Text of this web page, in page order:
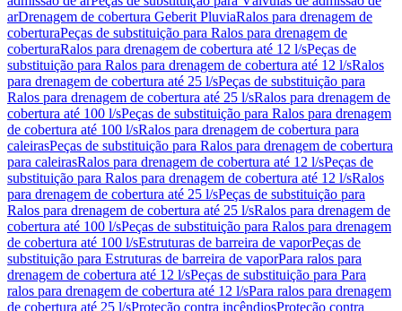
arDrenagem de cobertura Geberit PluviaRalos para drenagem de
coberturaPeças de substituição para Ralos para drenagem de
coberturaRalos para drenagem de cobertura até 12 l/sPeças de
substituição para Ralos para drenagem de cobertura até 12 l/sRalos
para drenagem de cobertura até 25 l/sPeças de substituição para
Ralos para drenagem de cobertura até 25 l/sRalos para drenagem de
cobertura até 100 l/sPeças de substituição para Ralos para drenagem
de cobertura até 100 l/sRalos para drenagem de cobertura para
caleirasPeças de substituição para Ralos para drenagem de cobertura
para caleirasRalos para drenagem de cobertura até 12 l/sPeças de
substituição para Ralos para drenagem de cobertura até 12 l/sRalos
para drenagem de cobertura até 25 l/sPeças de substituição para
Ralos para drenagem de cobertura até 25 l/sRalos para drenagem de
cobertura até 100 l/sPeças de substituição para Ralos para drenagem
de cobertura até 100 l/sEstruturas de barreira de vaporPeças de
substituição para Estruturas de barreira de vaporPara ralos para
drenagem de cobertura até 12 l/sPeças de substituição para Para
ralos para drenagem de cobertura até 12 l/sPara ralos para drenagem
de cobertura até 25 l/sProteção contra incêndiosProteção contra